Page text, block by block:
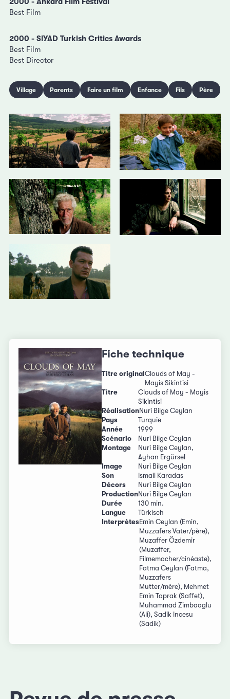
Best Film
2000 - SIYAD Turkish Critics Awards
Best Film
Best Director
Village Parents Faire un film Enfance Fils Père
Fiche technique
Titre original Clouds of May -
Mayis Sikintisi
Titre
Clouds of May - Mayis
Sikintisi
RéalisationNuri Bilge Ceylan
Pays
Turquie
Année
1999
Scénario
Nuri Bilge Ceylan
Montage
Nuri Bilge Ceylan,
Ayhan Ergürsel
Image
Nuri Bilge Ceylan
Son
Ismail Karadas
Décors
Nuri Bilge Ceylan
ProductionNuri Bilge Ceylan
Durée
130 min.
Langue
Türkisch
InterprètesEmin Ceylan (Emin,
Muzzafers Vater/père),
Muzaffer Özdemir
(Muzaffer,
Filmemacher/cinéaste),
Fatma Ceylan (Fatma,
Muzzafers
Mutter/mère), Mehmet
Emin Toprak (Saffet),
Muhammad Zimbaoglu
(Ali), Sadik Incesu
(Sadik)